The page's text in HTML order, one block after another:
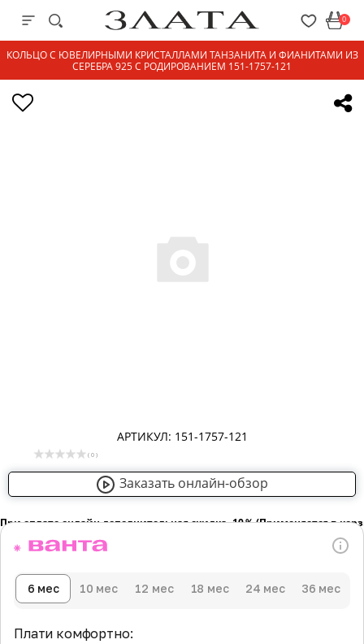
0
КОЛЬЦО С ЮВЕЛИРНЫМИ КРИСТАЛЛАМИ ТАНЗАНИТА И ФИАНИТАМИ ИЗ
СЕРЕБРА 925 С РОДИРОВАНИЕМ 151-1757-121
АРТИКУЛ: 151-1757-121
( 0 )
Заказать онлайн-обзор
При оплате онлайн дополнительная скидка -10％ (Применяется в
6 мес 10 мес 12 мес 18 мес 24 мес 36 мес
Плати комфортно: